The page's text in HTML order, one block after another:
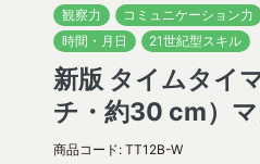
観察力
コミュニケーション力
時間・月日
21世紀型スキル
新版 タイムタイ
チ・約30 cm）
商品コード: TT12B-W